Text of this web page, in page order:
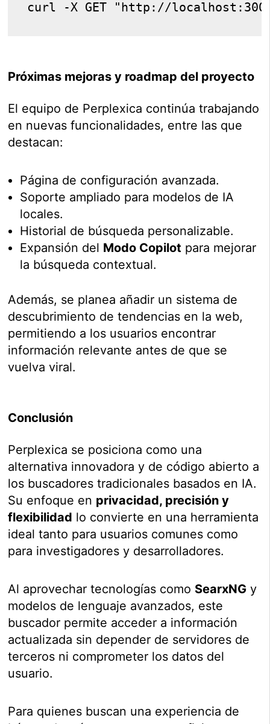
Próximas mejoras y roadmap del proyecto
El equipo de Perplexica continúa trabajando
en nuevas funcionalidades, entre las que
destacan:
Página de configuración avanzada.
Soporte ampliado para modelos de IA
locales.
Historial de búsqueda personalizable.
Expansión del Modo Copilot para mejorar
la búsqueda contextual.
Además, se planea añadir un sistema de
descubrimiento de tendencias en la web,
permitiendo a los usuarios encontrar
información relevante antes de que se
vuelva viral.
Conclusión
Perplexica se posiciona como una
alternativa innovadora y de código abierto a
los buscadores tradicionales basados en IA.
Su enfoque en privacidad, precisión y
flexibilidad lo convierte en una herramienta
ideal tanto para usuarios comunes como
para investigadores y desarrolladores.
Al aprovechar tecnologías como SearxNG y
modelos de lenguaje avanzados, este
buscador permite acceder a información
actualizada sin depender de servidores de
terceros ni comprometer los datos del
usuario.
Para quienes buscan una experiencia de